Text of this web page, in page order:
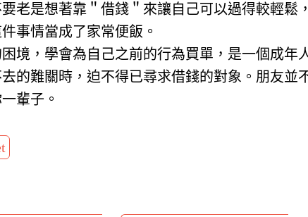
老是想著靠＂借錢＂來讓自己可以過得較輕鬆，
事情當成了家常便飯。
境，學會為自己之前的行為買單，是一個成年
的難關時，迫不得已尋求借錢的對象。朋友並
輩子。